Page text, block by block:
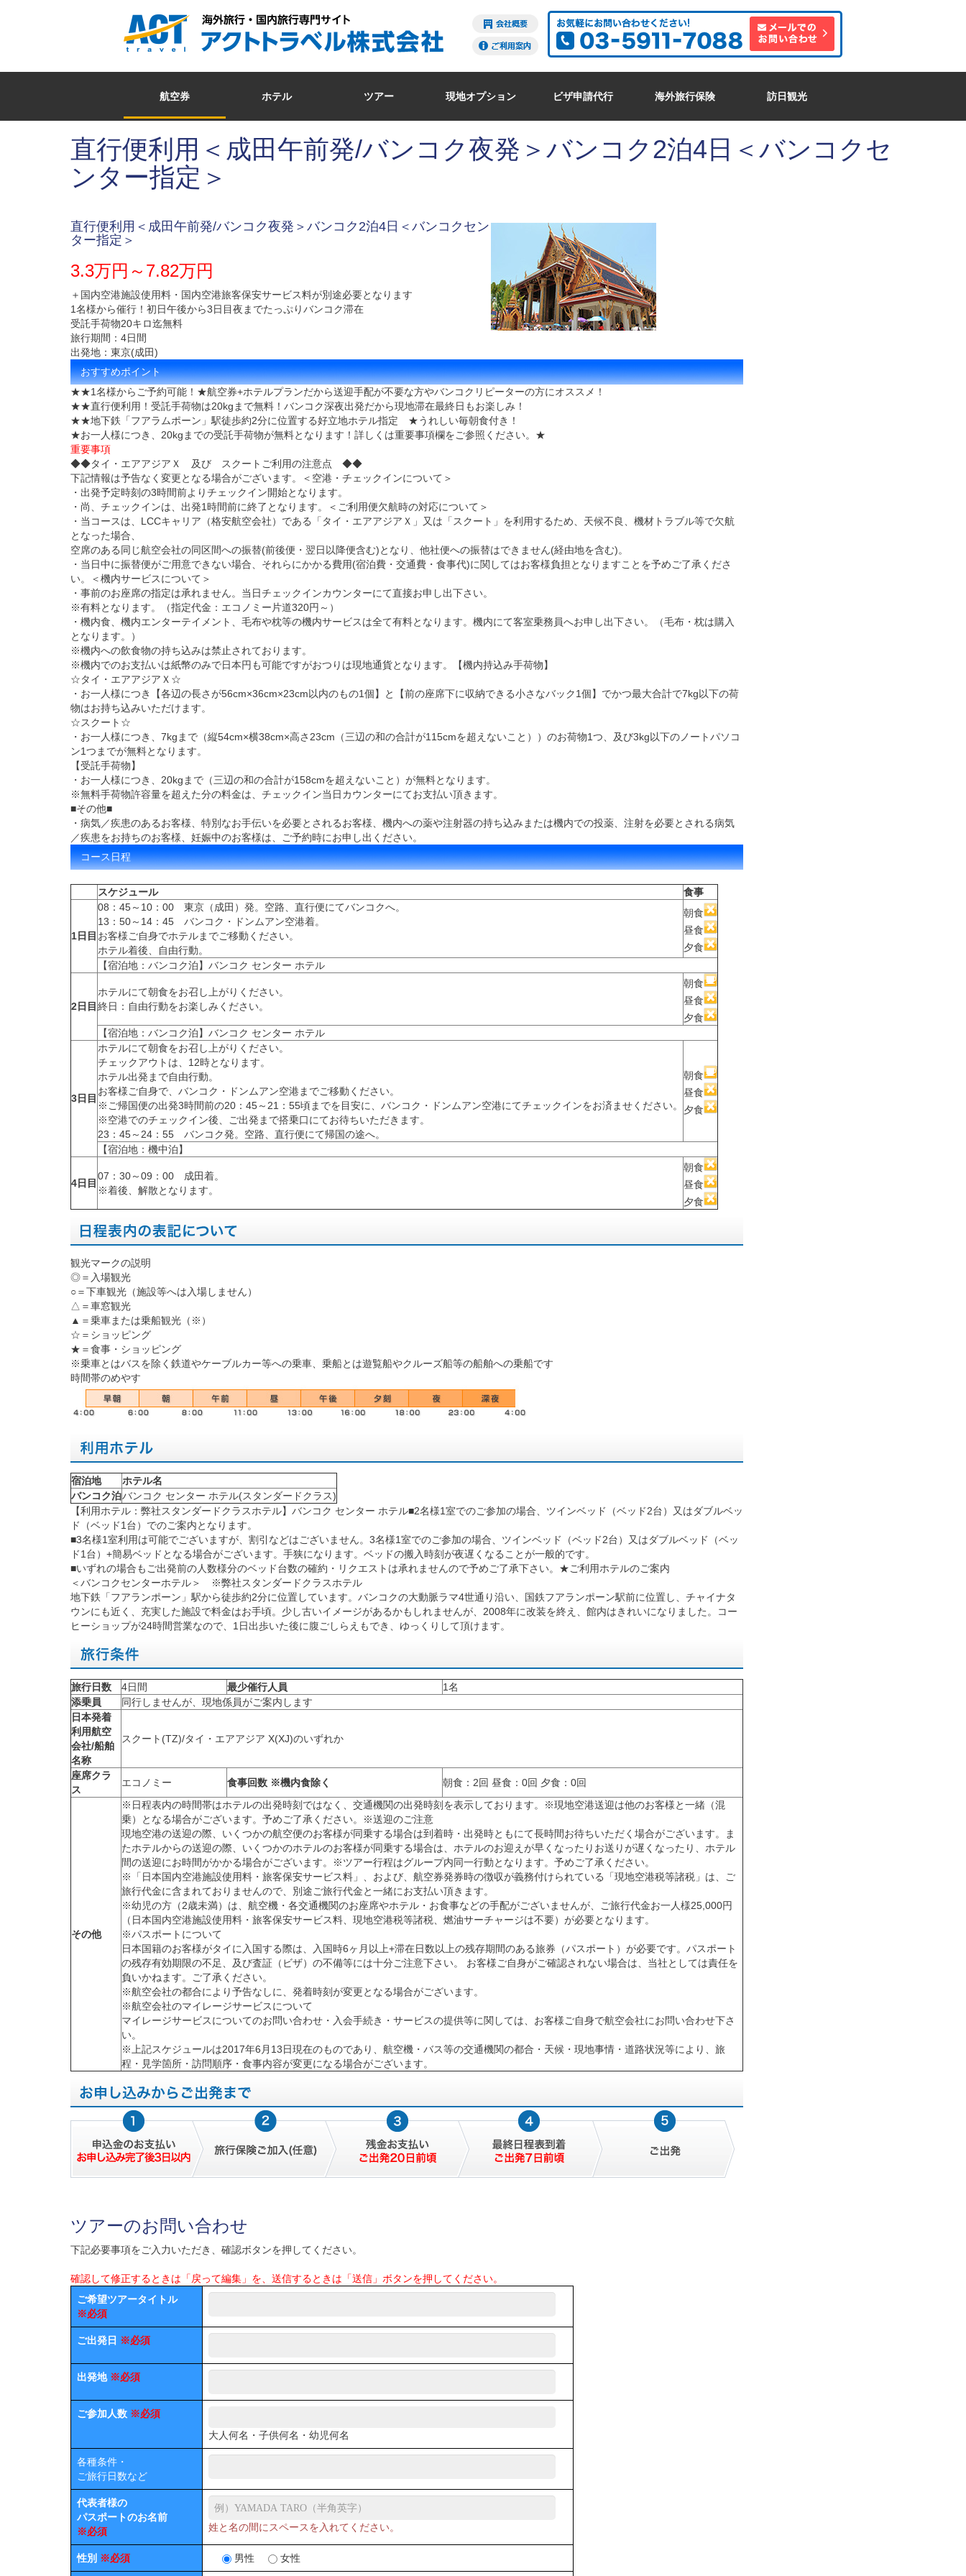
航空券 ホテル ツアー 現地オプション ビザ申請代行 海外旅行保険 訪日観光
直行便利用＜成田午前発/バンコク夜発＞バンコク2泊4日＜バンコクセ
ンター指定＞
直行便利用＜成田午前発/バンコク夜発＞バンコク2泊4日＜バンコクセン
ター指定＞
3.3万円～7.82万円
＋国内空港施設使用料・国内空港旅客保安サービス料が別途必要となります
1名様から催行！初日午後から3日目夜までたっぷりバンコク滞在
受託手荷物20キロ迄無料
旅行期間：4日間
出発地：東京(成田)
おすすめポイント
★★1名様からご予約可能！★航空券+ホテルプランだから送迎手配が不要な方やバンコクリピーターの方にオススメ！
★★直行便利用！受託手荷物は20kgまで無料！バンコク深夜出発だから現地滞在最終日もお楽しみ！
★★地下鉄「フアラムポーン」駅徒歩約2分に位置する好立地ホテル指定 ★うれしい毎朝食付き！
★お一人様につき、20kgまでの受託手荷物が無料となります！詳しくは重要事項欄をご参照ください。★
重要事項
◆◆タイ・エアアジアＸ 及び スクートご利用の注意点 ◆◆
下記情報は予告なく変更となる場合がございます。＜空港・チェックインについて＞
・出発予定時刻の3時間前よりチェックイン開始となります。
・尚、チェックインは、出発1時間前に終了となります。＜ご利用便欠航時の対応について＞
・当コースは、LCCキャリア（格安航空会社）である「タイ・エアアジアＸ」又は「スクート」を利用するため、天候不良、機材トラブル等で欠航
となった場合、
空席のある同じ航空会社の同区間への振替(前後便・翌日以降便含む)となり、他社便への振替はできません(経由地を含む)。
・当日中に振替便がご用意できない場合、それらにかかる費用(宿泊費・交通費・食事代)に関してはお客様負担となりますことを予めご了承くださ
い。＜機内サービスについて＞
・事前のお座席の指定は承れません。当日チェックインカウンターにて直接お申し出下さい。
※有料となります。（指定代金：エコノミー片道320円～）
・機内食、機内エンターテイメント、毛布や枕等の機内サービスは全て有料となります。機内にて客室乗務員へお申し出下さい。（毛布・枕は購入
となります。）
※機内への飲食物の持ち込みは禁止されております。
※機内でのお支払いは紙幣のみで日本円も可能ですがおつりは現地通貨となります。【機内持込み手荷物】
☆タイ・エアアジアＸ☆
・お一人様につき【各辺の長さが56cm×36cm×23cm以内のもの1個】と【前の座席下に収納できる小さなバック1個】でかつ最大合計で7kg以下の荷
物はお持ち込みいただけます。
☆スクート☆
・お一人様につき、7kgまで（縦54cm×横38cm×高さ23cm（三辺の和の合計が115cmを超えないこと））のお荷物1つ、及び3kg以下のノートパソコ
ン1つまでが無料となります。
【受託手荷物】
・お一人様につき、20kgまで（三辺の和の合計が158cmを超えないこと）が無料となります。
※無料手荷物許容量を超えた分の料金は、チェックイン当日カウンターにてお支払い頂きます。
■その他■
・病気／疾患のあるお客様、特別なお手伝いを必要とされるお客様、機内への薬や注射器の持ち込みまたは機内での投薬、注射を必要とされる病気
／疾患をお持ちのお客様、妊娠中のお客様は、ご予約時にお申し出ください。
コース日程
スケジュール 食事
1日目
08：45～10：00 東京（成田）発。空路、直行便にてバンコクへ。
13：50～14：45 バンコク・ドンムアン空港着。
お客様ご自身でホテルまでご移動ください。
ホテル着後、自由行動。
朝食
昼食
夕食
【宿泊地：バンコク泊】 バンコク センター ホテル
2日目
ホテルにて朝食をお召し上がりください。
終日：自由行動をお楽しみください。
朝食
昼食
夕食
【宿泊地：バンコク泊】 バンコク センター ホテル
3日目
ホテルにて朝食をお召し上がりください。
チェックアウトは、12時となります。
ホテル出発まで自由行動。
お客様ご自身で、バンコク・ドンムアン空港までご移動ください。
※ご帰国便の出発3時間前の20：45～21：55頃までを目安に、バンコク・ドンムアン空港にてチェックインをお済ませください。
※空港でのチェックイン後、ご出発まで搭乗口にてお待ちいただきます。
23：45～24：55 バンコク発。空路、直行便にて帰国の途へ。
朝食
昼食
夕食
【宿泊地：機中泊】
4日目
07：30～09：00 成田着。
※着後、解散となります。
朝食
昼食
夕食
観光マークの説明
◎＝入場観光
○＝下車観光（施設等へは入場しません）
△＝車窓観光
▲＝乗車または乗船観光（※）
☆＝ショッピング
★＝食事・ショッピング
※乗車とはバスを除く鉄道やケーブルカー等への乗車、乗船とは遊覧船やクルーズ船等の船舶への乗船です
時間帯のめやす
宿泊地
ホテル名
バンコク泊バンコク センター ホテル(スタンダードクラス)
【利用ホテル：弊社スタンダードクラスホテル】バンコク センター ホテル■2名様1室でのご参加の場合、ツインベッド（ベッド2台）又はダブルベッ
ド（ベッド1台）でのご案内となります。
■3名様1室利用は可能でございますが、割引などはございません。3名様1室でのご参加の場合、ツインベッド（ベッド2台）又はダブルベッド（ベッ
ド1台）+簡易ベッドとなる場合がございます。手狭になります。ベッドの搬入時刻が夜遅くなることが一般的です。
■いずれの場合もご出発前の人数様分のベッド台数の確約・リクエストは承れませんので予めご了承下さい。★ご利用ホテルのご案内
＜バンコクセンターホテル＞ ※弊社スタンダードクラスホテル
地下鉄「フアランポーン」駅から徒歩約2分に位置しています。バンコクの大動脈ラマ4世通り沿い、国鉄フアランポーン駅前に位置し、チャイナタ
ウンにも近く、充実した施設で料金はお手頃。少し古いイメージがあるかもしれませんが、2008年に改装を終え、館内はきれいになりました。コー
ヒーショップが24時間営業なので、1日出歩いた後に腹ごしらえもでき、ゆっくりして頂けます。
旅行日数 4日間 最少催行人員
1名
添乗員
同行しませんが、現地係員がご案内します
日本発着
利用航空
会社/船舶
名称
スクート(TZ)/タイ・エアアジア X(XJ)のいずれか
座席クラ
ス
エコノミー 食事回数 ※機内食除く 朝食：2回 昼食：0回 夕食：0回
その他
※日程表内の時間帯はホテルの出発時刻ではなく、交通機関の出発時刻を表示しております。※現地空港送迎は他のお客様と一緒（混
乗）となる場合がございます。予めご了承ください。※送迎のご注意
現地空港の送迎の際、いくつかの航空便のお客様が同乗する場合は到着時・出発時ともにて長時間お待ちいただく場合がございます。ま
たホテルからの送迎の際、いくつかのホテルのお客様が同乗する場合は、ホテルのお迎えが早くなったりお送りが遅くなったり、ホテル
間の送迎にお時間がかかる場合がございます。※ツアー行程はグループ内同一行動となります。予めご了承ください。
※「日本国内空港施設使用料・旅客保安サービス料」、および、航空券発券時の徴収が義務付けられている「現地空港税等諸税」は、ご
旅行代金に含まれておりませんので、別途ご旅行代金と一緒にお支払い頂きます。
※幼児の方（2歳未満）は、航空機・各交通機関のお座席やホテル・お食事などの手配がございませんが、ご旅行代金お一人様25,000円
（日本国内空港施設使用料・旅客保安サービス料、現地空港税等諸税、燃油サーチャージは不要）が必要となります。
※パスポートについて
日本国籍のお客様がタイに入国する際は、入国時6ヶ月以上+滞在日数以上の残存期間のある旅券（パスポート）が必要です。パスポート
の残存有効期限の不足、及び査証（ビザ）の不備等には十分ご注意下さい。 お客様ご自身がご確認されない場合は、当社としては責任を
負いかねます。ご了承ください。
※航空会社の都合により予告なしに、発着時刻が変更となる場合がございます。
※航空会社のマイレージサービスについて
マイレージサービスについてのお問い合わせ・入会手続き・サービスの提供等に関しては、お客様ご自身で航空会社にお問い合わせ下さ
い。
※上記スケジュールは2017年6月13日現在のものであり、航空機・バス等の交通機関の都合・天候・現地事情・道路状況等により、旅
程・見学箇所・訪問順序・食事内容が変更になる場合がございます。
ツアーのお問い合わせ
下記必要事項をご入力いただき、確認ボタンを押してください。
確認して修正するときは「戻って編集」を、送信するときは「送信」ボタンを押してください。
ご希望ツアータイトル
※必須
ご出発日 ※必須
出発地 ※必須
ご参加人数 ※必須
大人何名・子供何名・幼児何名
各種条件・
ご旅行日数など
代表者様の
パスポートのお名前
※必須
姓と名の間にスペースを入れてください。
性別 ※必須 男性 女性